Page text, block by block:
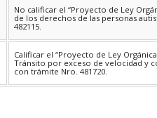
No calificar el “Proyecto de Ley
de los derechos de las personas
482115.
Calificar el “Proyecto de Ley
Tránsito por exceso de velocidad y
con trámite Nro. 481720.